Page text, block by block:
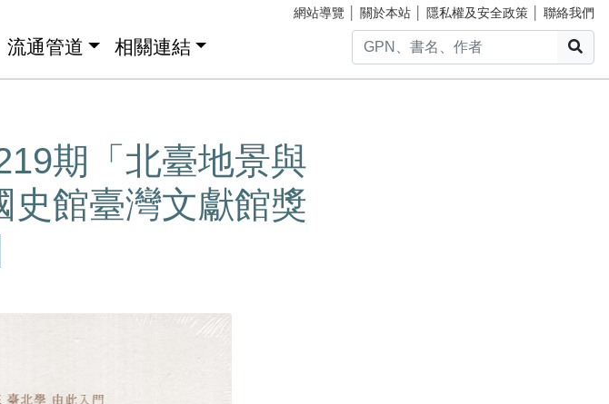
網站導覽 關於本站 隱私權及安全政策 聯絡我們
流通管道 相關連結
期「北臺地景與
史館臺灣文獻館獎